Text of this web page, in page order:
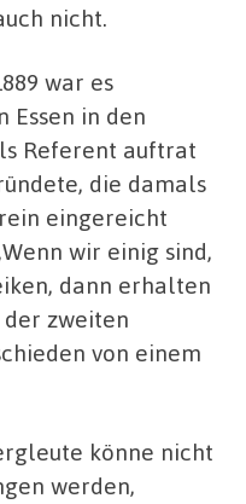
nicht.
war es
Essen in den
Referent auftrat
die damals
eingereicht
wir einig sind,
dann erhalten
der zweiten
von einem
könne nicht
werden,